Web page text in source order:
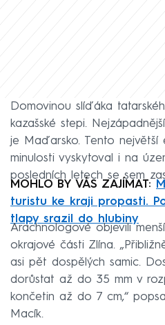
Domovinou slíďáka
kazašské stepi.
je Maďarsko. Tento největší
minulosti vyskytoval i na
posledních letech se sem
MOHLO BY VÁS ZAJÍMAT:
turistu ke kraji propasti.
tlapy srazil do hlubiny
Arachnologové objevili
okrajové části Zlína.
asi pět dospělých samic.
dorůstat až do 35 mm v
končetin až do 7 cm,“
Macík.